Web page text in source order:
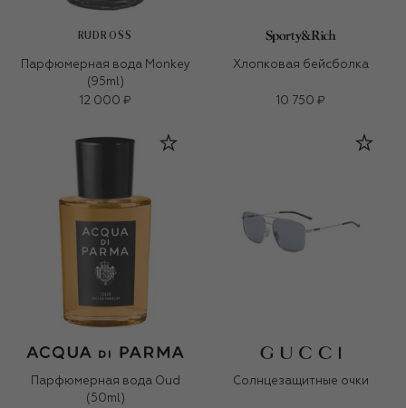
RUDROSS
Парфюмерная вода Monkey
(95ml)
12 000 ₽
Хлопковая бейсболка
10 750 ₽
Парфюмерная вода Oud
(50ml)
Солнцезащитные очки